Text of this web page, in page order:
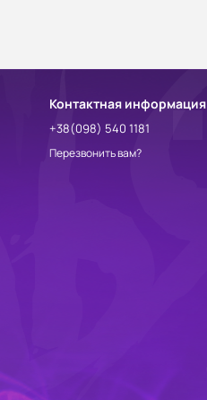
Контактная информация
+38(098) 540 1181
Перезвонить вам?